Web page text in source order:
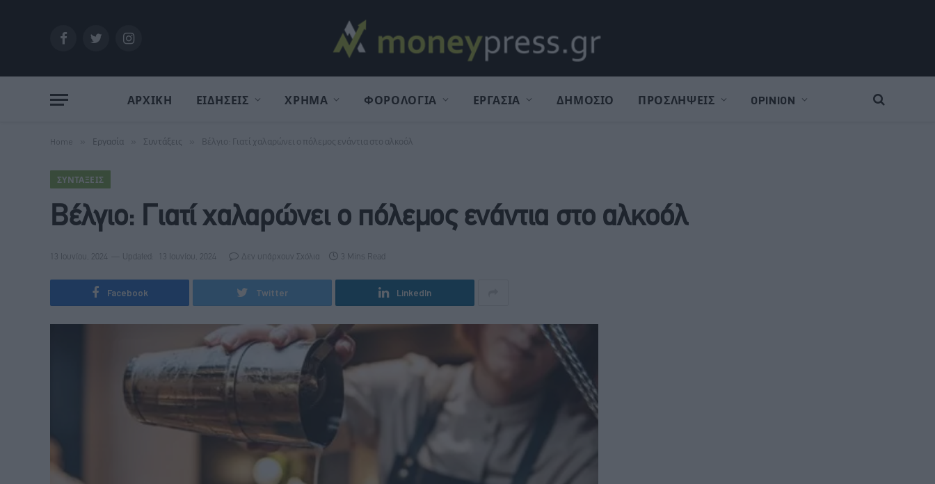
FacebookTwitterInstagram
ΑΡΧΙΚΗ ΕΙΔΗΣΕΙΣ ΧΡΗΜΑ ΦΟΡΟΛΟΓΙΑ ΕΡΓΑΣΙΑ ΔΗΜΟΣΙΟ ΠΡΟΣΛΗΨΕΙΣ OPINION
Home Εργασία Συντάξεις Βέλγιο: Γιατί χαλαρώνει ο πόλεμος ενάντια στο αλκοόλ
ΣΥΝΤΆΞΕΙΣ
Βέλγιο: Γιατί χαλαρώνει ο πόλεμος ενάντια στο αλκοόλ
13 Ιουνίου, 2024 Updated: 13 Ιουνίου, 2024 Δεν υπάρχουν Σχόλια 3 Mins Read
Facebook Twitter LinkedIn